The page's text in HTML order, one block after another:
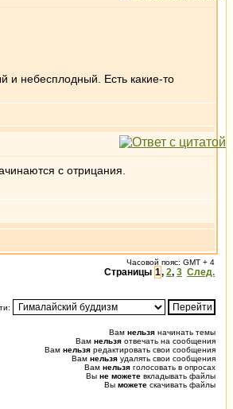
и небесплодный. Есть какие-то
с отрицания.
Часовой пояс: GMT + 4
Страницы 1, 2, 3 След.
Вам нельзя начинать темы
Вам нельзя отвечать на сообщения
Вам нельзя редактировать свои сообщения
Вам нельзя удалять свои сообщения
Вам нельзя голосовать в опросах
Вы не можете вкладывать файлы
Вы можете скачивать файлы